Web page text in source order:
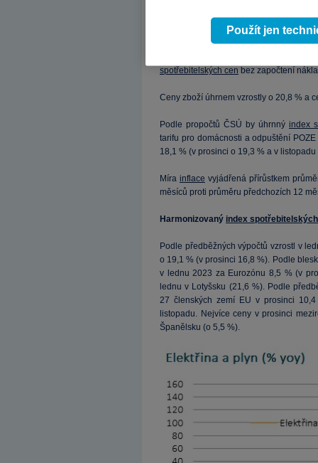
Náklady vlastnického bydlení
spotřebitelských cen bez započtení
Ceny zboží úhrnem vzrostly o 20,8 % a
Podle propočtů ČSÚ by úhrnný index
tarifu pro domácnosti a odpuštění
18,1 % (v prosinci o 19,3 % a v listopadu
Míra inflace vyjádřená přírůstkem
měsíců proti průměru předchozích 12
Harmonizovaný index
Podle předběžných výpočtů vzrostl v
o 19,1 % (v prosinci 16,8 %). Podle
v lednu 2023 za Eurozónu 8,5 % (v
lednu v Lotyšsku (21,6 %). Podle
27 členských zemí EU v prosinci
listopadu. Nejvíce ceny v prosinci
Španělsku (o 5,5 %).
Použít jen